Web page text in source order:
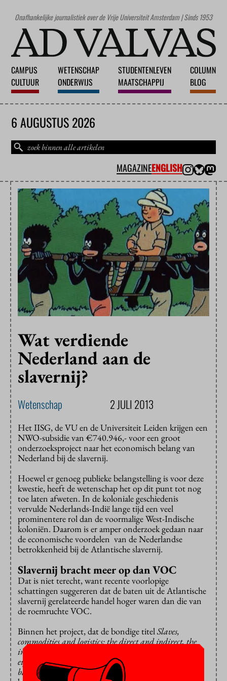
Onafhankelijke journalistiek over de Vrije Universiteit Amsterdam | Sinds 1953
CAMPUS
CULTUUR
WETENSCHAP
ONDERWIJS
STUDENTENLEVEN
MAATSCHAPPIJ
COLUMN
BLOG
6 AUGUSTUS 2026
MAGAZINEENGLISH
Wat verdiende
Nederland aan de
slavernij?
Wetenschap 2 JULI 2013
Het IISG, de VU en de Universiteit Leiden krijgen een
NWO-subsidie van €740.946,- voor een groot
onderzoeksproject naar het economisch belang van
Nederland bij de slavernij.
Hoewel er genoeg publieke belangstelling is voor deze
kwestie, heeft de wetenschap het op dit punt tot nog
toe laten afweten. In de koloniale geschiedenis
vervulde Nederlands-Indië lange tijd een veel
prominentere rol dan de voormalige West-Indische
koloniën. Daarom is er amper onderzoek gedaan naar
de economische voordelen van de Nederlandse
betrokkenheid bij de Atlantische slavernij.
Slavernij bracht meer op dan VOC
Dat is niet terecht, want recente voorlopige
schattingen suggereren dat de baten uit de Atlantische
slavernij gerelateerde handel hoger waren dan die van
de roemruchte VOC.
Binnen het project, dat de bondige titelSlaves,
commodities and logistics: the direct and indirect, the
immediate and long-term economic impact of
eighteenth-century Dutch Republic transatlantic slave-
based activitiesheeft, wordt gekeken naar de directe